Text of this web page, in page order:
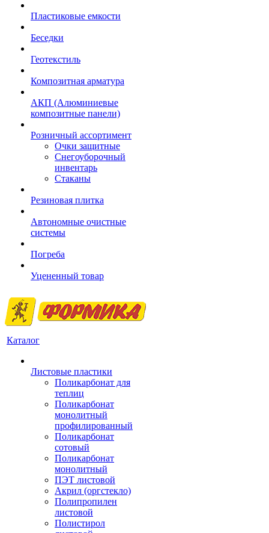
Пластиковые емкости
Беседки
Геотекстиль
Композитная арматура
АКП (Алюминиевые
композитные панели)
Розничный ассортимент
Очки защитные
Снегоуборочный
инвентарь
Стаканы
Резиновая плитка
Автономные очистные
системы
Погреба
Уцененный товар
Каталог
Листовые пластики
Поликарбонат для
теплиц
Поликарбонат
монолитный
профилированный
Поликарбонат
сотовый
Поликарбонат
монолитный
ПЭТ листовой
Акрил (оргстекло)
Полипропилен
листовой
Полистирол